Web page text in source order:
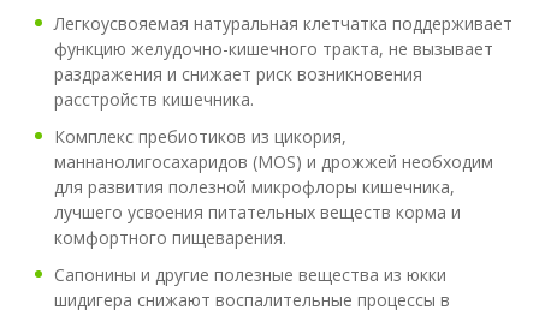
Легкоусвояемая натуральная клетчатка поддерживает
функцию желудочно-кишечного тракта, не вызывает
раздражения и снижает риск возникновения
расстройств кишечника.
Комплекс пребиотиков из цикория,
маннанолигосахаридов (MOS) и дрожжей необходим
для развития полезной микрофлоры кишечника,
лучшего усвоения питательных веществ корма и
комфортного пищеварения.
Сапонины и другие полезные вещества из юкки
шидигера снижают воспалительные процессы в